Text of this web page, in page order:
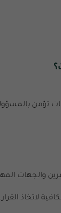
تؤمن
والجهات
لاتخاذ القرار.